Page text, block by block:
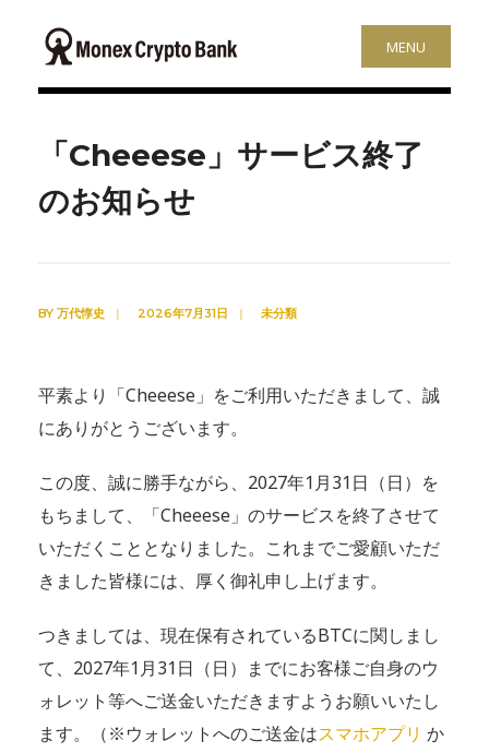
MENU
「Cheeese」サービス終了
のお知らせ
BY 万代惇史 | 2026年7月31日 | 未分類
平素より「Cheeese」をご利用いただきまして、誠
にありがとうございます。
この度、誠に勝手ながら、2027年1月31日（日）を
もちまして、「Cheeese」のサービスを終了させて
いただくこととなりました。これまでご愛顧いただ
きました皆様には、厚く御礼申し上げます。
つきましては、現在保有されているBTCに関しまし
て、2027年1月31日（日）までにお客様ご自身のウ
ォレット等へご送金いただきますようお願いいたし
ます。（※ウォレットへのご送金はスマホアプリ か